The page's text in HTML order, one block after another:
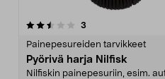
3
Painepesureiden tarvikkeet
Pyörivä harja Nilfisk
Nilfiskin painepesuriin, esim.
4.0viidestä